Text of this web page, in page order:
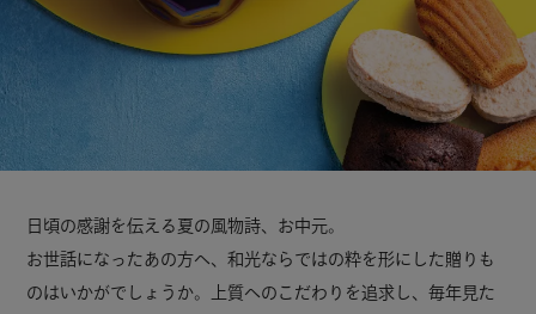
日頃の感謝を伝える夏の風物詩、お中元。
お世話になったあの方へ、和光ならではの粋を形にした贈りも
のはいかがでしょうか。
上質へのこだわりを追求し、毎年見た